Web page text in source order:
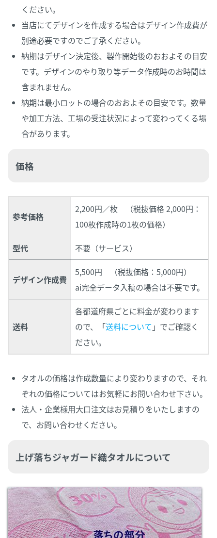
ください。
当店にてデザインを作成する場合はデザイン作成費が
別途必要ですのでご了承ください。
納期はデザイン決定後、製作開始後のおおよその目安
です。デザインのやり取り等データ作成時のお時間は
含まれません。
納期は最小ロットの場合のおおよその目安です。数量
や加工方法、工場の受注状況によって変わってくる場
合があります。
価格
参考価格
2,200円／枚 （税抜価格 2,000円：
100枚作成時の1枚の価格）
型代 不要（サービス）
デザイン作成費
5,500円 （税抜価格：5,000円）
ai完全データ入稿の場合は不要です。
送料
各都道府県ごとに料金が変わります
ので、「送料について 」でご確認く
ださい。
タオルの価格は作成数量により変わりますので、それ
ぞれの価格についてはお気軽にお問い合わせ下さい。
法人・企業様用大口注文はお見積りをいたしますの
で、お問い合わせください。
上げ落ちジャガード織タオルについて